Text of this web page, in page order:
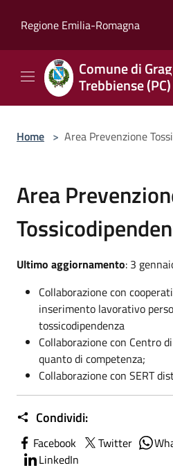
Regione Emilia-Romagna
Comune di
Trebbiense (PC)
Home > Area Prevenzione
Area
Ultimo aggiornamento: 3
Collaborazione con
inserimento lavorativo
tossicodipendenza
Collaborazione con Centro
quanto di competenza;
Collaborazione con SERT
Condividi:
Facebook Twitter
LinkedIn